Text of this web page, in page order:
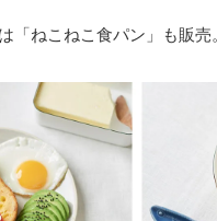
「ねこねこ食パン」も販売